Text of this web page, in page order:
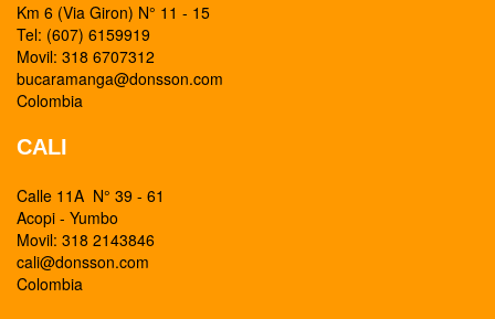
Km 6 (Via Giron) N° 11 - 15
Tel: (607) 6159919
Movil: 318 6707312
bucaramanga@donsson.com
Colombia
CALI
Calle 11A N° 39 - 61
Acopi - Yumbo
Movil: 318 2143846
cali@donsson.com
Colombia